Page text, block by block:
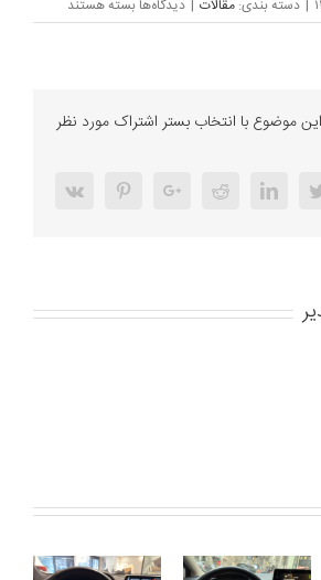
| دسته بندی: مقالات | دیدگاه‌ها برای
سوئیچ
ریموت
پورشه
بسته هستند
موضوع با انتخاب بستر اشتراک مورد نظر
Twitter
LinkedIn
Reddit
Google+
Pinterest
Vk